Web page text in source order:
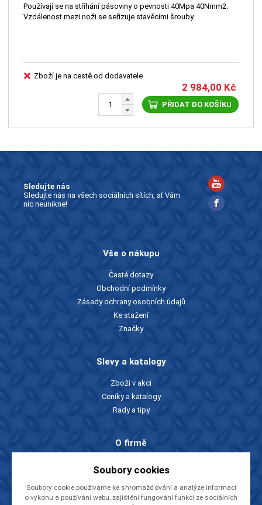
Používají se na stříhání pásoviny o pevnosti 40Mpa 40Nmm2.
Vzdálenost mezi noži se seřizuje stavěcími šrouby.
Zboží je na cestě od dodavatele
2 984,00 Kč
PŘIDAT DO KOŠÍKU
Sledujte nás
Sledujte nás na všech sociálních sítích, ať Vám
nic neunikne!
Vše o nákupu
Časté dotazy
Obchodní podmínky
Zásady ochrany osobních údajů
Ke stažení
Značky
Slevy a katalogy
Zboží v akci
Ceníky a katalogy
Rady a tipy
O firmě
Kontakty
Videa
Soubory cookies
Soubory cookie používáme ke shromažďování a analýze informací
o výkonu a používání webu, zajištění fungování funkcí ze sociálních